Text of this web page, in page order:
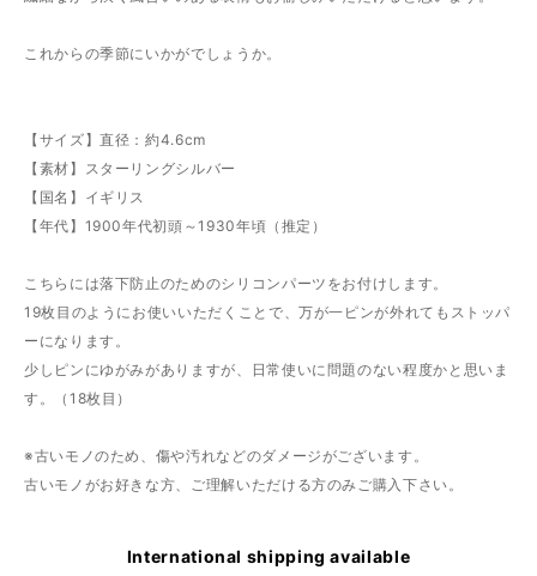
これからの季節にいかがでしょうか。
【サイズ】直径：約4.6cm
【素材】スターリングシルバー
【国名】イギリス
【年代】1900年代初頭～1930年頃（推定）
こちらには落下防止のためのシリコンパーツをお付けします。
19枚目のようにお使いいただくことで、万が一ピンが外れてもストッパ
ーになります。
少しピンにゆがみがありますが、日常使いに問題のない程度かと思いま
す。（18枚目）
※古いモノのため、傷や汚れなどのダメージがございます。
古いモノがお好きな方、ご理解いただける方のみご購入下さい。
International shipping available